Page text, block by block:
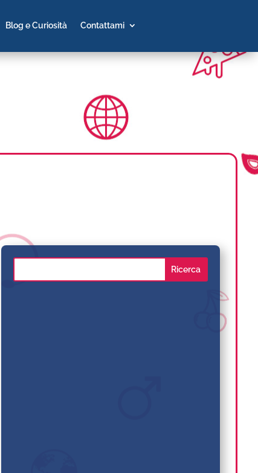
Blog e Curiosità Contattami